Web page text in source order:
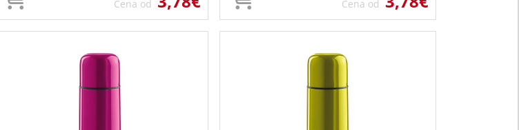
Cena od Cena od